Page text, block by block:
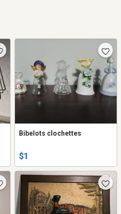
Bibelots clochettes
$1